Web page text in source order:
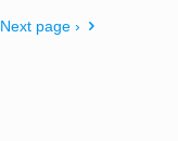
Next page ›